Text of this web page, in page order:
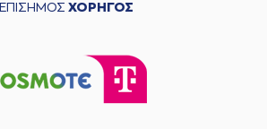
ΕΠΙΣΗΜΟΣ ΧΟΡΗΓΟΣ